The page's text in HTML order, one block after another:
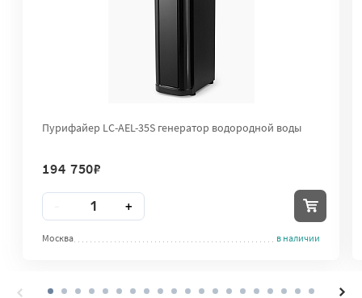
Пурифайер LC-AEL-35S генератор водородной воды
194 750₽
Количество +
Москва в наличии